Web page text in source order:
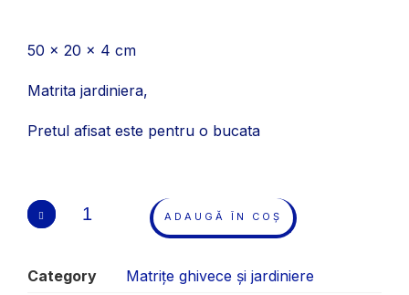
50 x 20 x 4 cm
Matrita jardiniera,
Pretul afisat este pentru o bucata
ADAUGĂ ÎN COȘ
Category
Matrițe ghivece și jardiniere